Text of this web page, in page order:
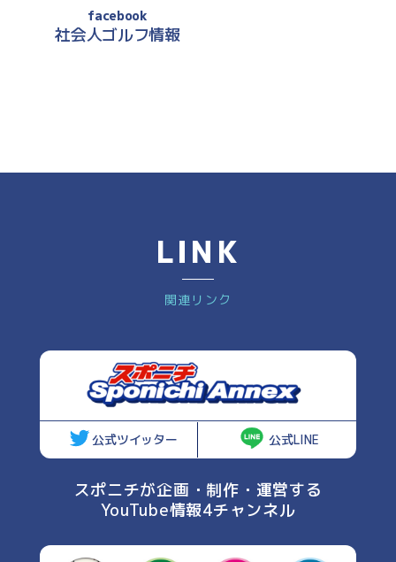
facebook
社会人ゴルフ情報
LINK
関連リンク
公式ツイッター 公式LINE
スポニチが企画・制作・運営する
YouTube情報4チャンネル